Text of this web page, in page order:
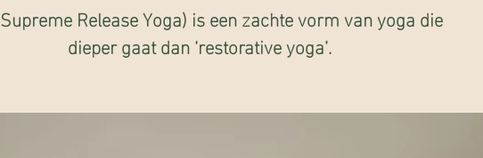
Release Yoga) is een zachte vorm van yoga die
dieper gaat dan ‘restorative yoga’.